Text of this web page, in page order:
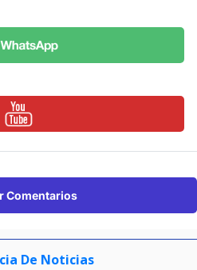
Comentarios
De Noticias